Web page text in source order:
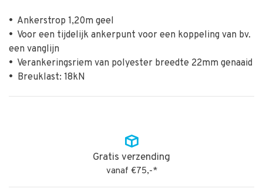
• Ankerstrop 1,20m geel
• Voor een tijdelijk ankerpunt voor een koppeling van bv.
een vanglijn
• Verankeringsriem van polyester breedte 22mm genaaid
• Breuklast: 18kN
Gratis verzending
vanaf €75,-*